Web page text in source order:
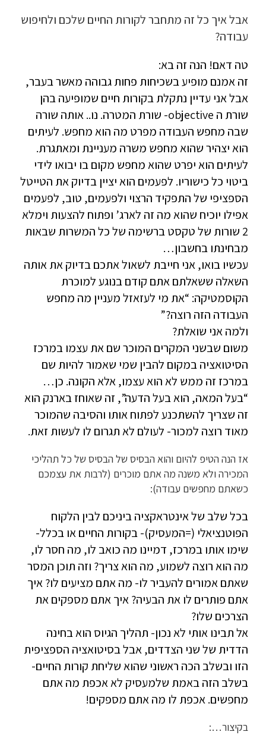
אבל איך כל זה מתחבר לקורות החיים שלכם ולחיפוש
עבודה?
טה דאם! הנה זה בא:
זה אמנם מופיע בשכיחות פחות גבוהה מאשר בעבר,
אבל אני עדיין נתקלת בקורות חיים שמופיעה בהן
שורת ה objective- שורת המטרה. נו.. אותה שורה
שבה מחפש העבודה מפרט מה הוא מחפש. לעיתים
הוא יצהיר שהוא מחפש משרה מעניינת ומאתגרת.
לעיתים הוא יפרט שהוא מחפש מקום בו יבואו לידי
ביטוי כל כישוריו. לפעמים הוא יציין בדיוק את הטייטל
הספציפי של התפקיד הרצוי ולפעמים, טוב, לפעמים
אפילו יוכיח שהוא מה זה לארג’ ופתוח להצעות וימלא
2 שורות של טקסט ברשימה של כל המשרות שבאות
מבחינתו בחשבון…
עכשיו בואו, אני חייבת לשאול אתכם בדיוק את אותה
השאלה ששאלתם אתם קודם בנוגע למוכרת
הקוסמטיקה: “את מי לעזאזל מעניין מה מחפש
העבודה הזה רוצה?”
ולמה אני שואלת?
משום שבשני המקרים המוכר שם את עצמו במרכז
הסיטואציה במקום להבין שמי שאמור להיות שם
במרכז זה ממש לא הוא עצמו, אלא הקונה. כן…
“בעל המאה, הוא בעל הדעה”, זה שאוחז בארנק הוא
זה שצריך להשתכנע לפתוח אותו והסיבה שהמוכר
מאוד רוצה למכור- לעולם לא תגרום לו לעשות זאת.
אז הנה הטיפ להיום והוא הבסיס של הבסיס של כל תהליכי
המכירה ולא משנה מה אתם מוכרים (לרבות את עצמכם
כשאתם מחפשים עבודה):
בכל שלב של אינטראקציה ביניכם לבין הלקוח
הפוטנציאלי (=המעסיק)- בקורות החיים או בכלל-
שימו אותו במרכז, דמיינו מה כואב לו, מה חסר לו,
מה הוא רוצה לשמוע, מה הוא צריך? וזה תוכן המסר
שאתם אמורים להעביר לו- מה אתם מציעים לו? איך
אתם פותרים לו את הבעיה? איך אתם מספקים את
הצרכים שלו?
אל תבינו אותי לא נכון- תהליך הגיוס הוא בחינה
הדדית של שני הצדדים, אבל בסיטואציה הספציפית
הזו ובשלב הכה ראשוני שהוא שליחת קורות החיים-
בשלב הזה באמת שלמעסיק לא אכפת מה אתם
מחפשים. אכפת לו מה אתם מספקים!
בקיצור…: